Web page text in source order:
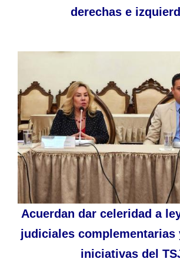
derechas e
Acuerdan dar celeridad a
judiciales complementarias
iniciativas del